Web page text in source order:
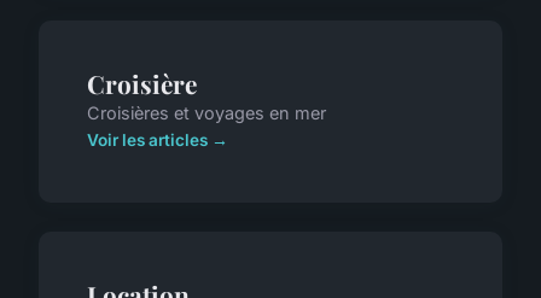
Croisière
Croisières et voyages en mer
Voir les articles →